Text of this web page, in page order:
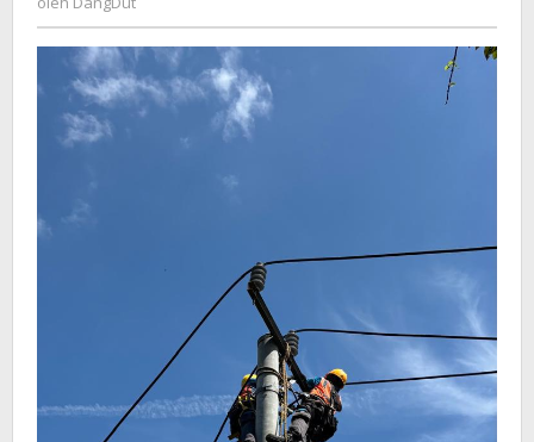
di
Empat
Lawang